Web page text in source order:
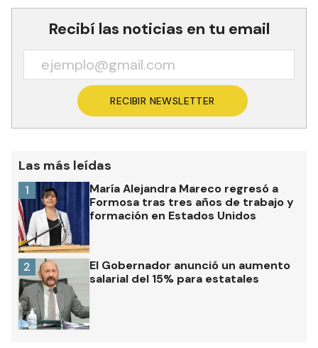
Recibí las noticias en tu email
RECIBIR NEWSLETTER
Las más leídas
María Alejandra Mareco regresó a
Formosa tras tres años de trabajo y
formación en Estados Unidos
1
El Gobernador anunció un aumento
salarial del 15% para estatales
2